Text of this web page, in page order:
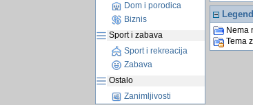
Dom i porodica
Biznis
Sport i zabava
Sport i rekreacija
Zabava
Ostalo
Zanimljivosti
Nema
Tema